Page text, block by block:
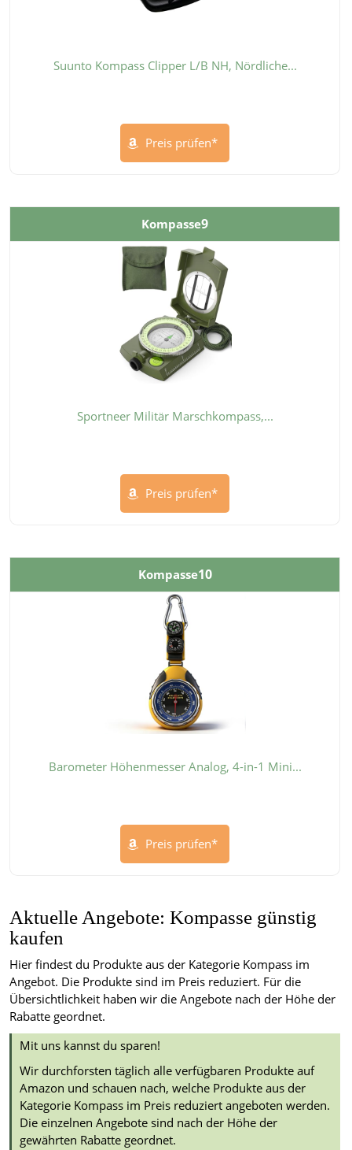
Suunto Kompass Clipper L/B NH, Nördliche...
Preis prüfen*
Kompasse9
Sportneer Militär Marschkompass,...
Preis prüfen*
Kompasse10
Barometer Höhenmesser Analog, 4-in-1 Mini...
Preis prüfen*
Aktuelle Angebote: Kompasse günstig
kaufen
Hier findest du Produkte aus der Kategorie Kompass im
Angebot. Die Produkte sind im Preis reduziert. Für die
Übersichtlichkeit haben wir die Angebote nach der Höhe der
Rabatte geordnet.
Mit uns kannst du sparen!
Wir durchforsten täglich alle verfügbaren Produkte auf
Amazon und schauen nach, welche Produkte aus der
Kategorie Kompass im Preis reduziert angeboten werden.
Die einzelnen Angebote sind nach der Höhe der
gewährten Rabatte geordnet.